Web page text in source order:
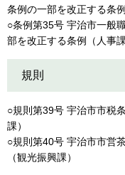
条例の一部を改正する条
○条例第35号 宇治市一般
部を改正する条例（人事
規則
○規則第39号 宇治市市税
課）
○規則第40号 宇治市市営
（観光振興課）